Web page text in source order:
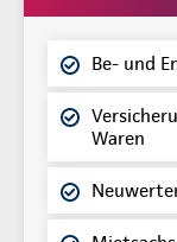
Be- und
Waren